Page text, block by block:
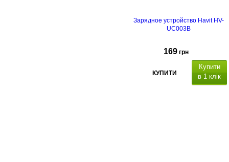
Зарядное устройство Havit HV-
UC003B
169 грн
КУПИТИ
Купити
в 1 клік